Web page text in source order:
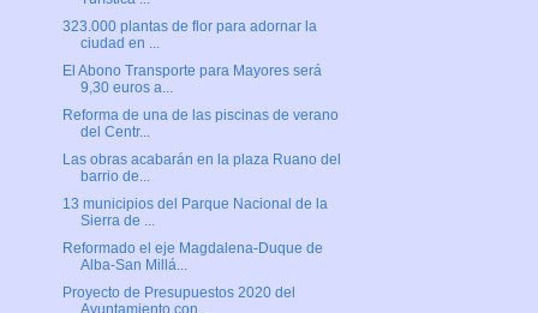
323.000 plantas de flor para adornar la
ciudad en ...
El Abono Transporte para Mayores será
9,30 euros a...
Reforma de una de las piscinas de verano
del Centr...
Las obras acabarán en la plaza Ruano del
barrio de...
13 municipios del Parque Nacional de la
Sierra de ...
Reformado el eje Magdalena-Duque de
Alba-San Millá...
Proyecto de Presupuestos 2020 del